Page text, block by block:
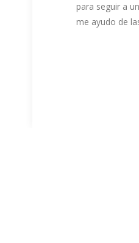
para seguir a
me ayudo de